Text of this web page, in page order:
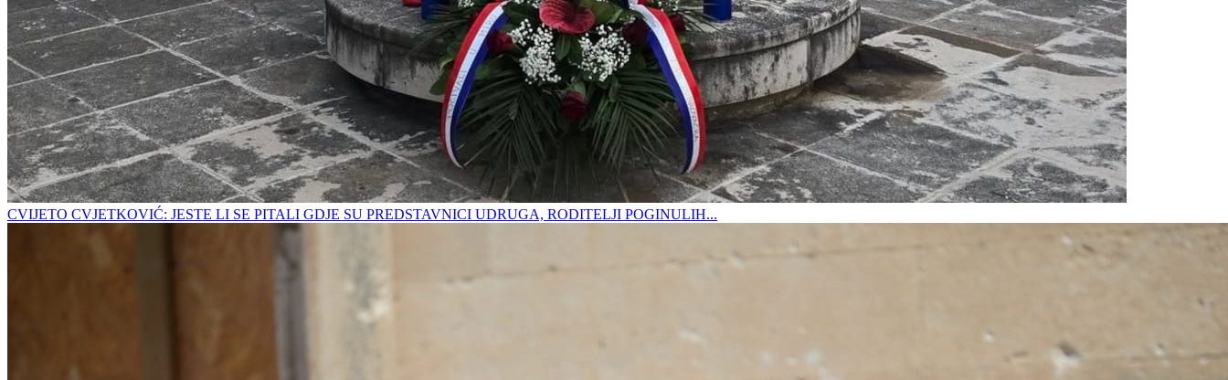
CVIJETO CVJETKOVIĆ: JESTE LI SE PITALI GDJE SU PREDSTAVNICI UDRUGA, RODITELJI POGINULIH...